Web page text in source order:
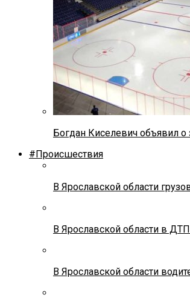
Богдан Киселевич объявил
#Происшествия
В Ярославской области
В Ярославской области в
В Ярославской области